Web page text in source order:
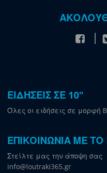
ΕΙΔΗΣΕΙΣ ΣΕ 10"
Όλες οι ειδήσεις σε μορφή
ΕΠΙΚΟΙΝΩΝΙΑ ΜΕ ΤΟ
Στείλτε μας την άποψη σας
info@loutraki365.gr